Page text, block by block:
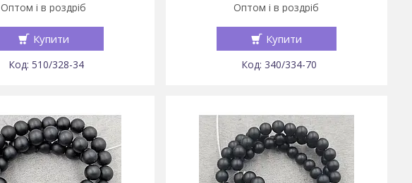
Оптом і в роздріб
Купити
510/328-34
Оптом і в роздріб
Купити
340/334-70